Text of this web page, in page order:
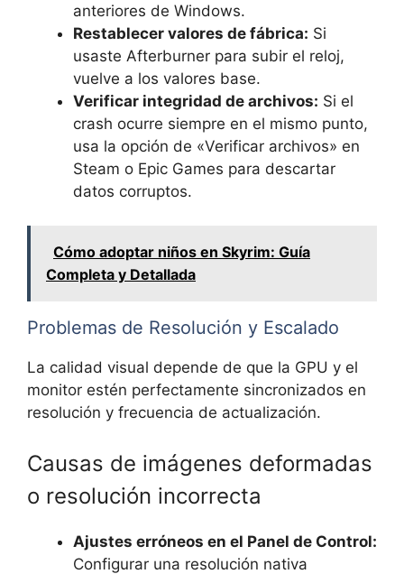
anteriores de Windows.
Restablecer valores de fábrica: Si
usaste Afterburner para subir el reloj,
vuelve a los valores base.
Verificar integridad de archivos: Si el
crash ocurre siempre en el mismo punto,
usa la opción de «Verificar archivos» en
Steam o Epic Games para descartar
datos corruptos.
Cómo adoptar niños en Skyrim: Guía
Completa y Detallada
Problemas de Resolución y Escalado
La calidad visual depende de que la GPU y el
monitor estén perfectamente sincronizados en
resolución y frecuencia de actualización.
Causas de imágenes deformadas
o resolución incorrecta
Ajustes erróneos en el Panel de Control:
Configurar una resolución nativa